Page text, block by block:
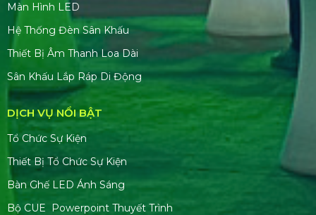
Màn Hình LED
Hệ Thống Đèn Sân Khấu
Thiết Bị Âm Thanh Loa Dài
Sân Khấu Lắp Ráp Di Động
DỊCH VỤ NỔI BẬT
Tổ Chức Sự Kiện
Thiết Bị Tổ Chức Sự Kiện
Bàn Ghế LED Ánh Sáng
Bộ CUE Powerpoint Thuyết Trình